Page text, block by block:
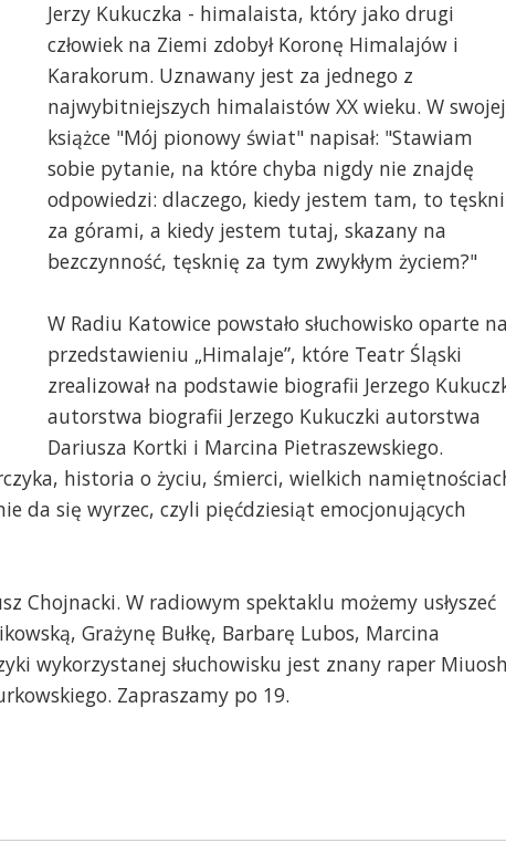
Jerzy Kukuczka - himalaista, który jako drugi
człowiek na Ziemi zdobył Koronę Himalajów i
Karakorum. Uznawany jest za jednego z
najwybitniejszych himalaistów XX wieku. W swojej
książce "Mój pionowy świat" napisał: "Stawiam
sobie pytanie, na które chyba nigdy nie znajdę
odpowiedzi: dlaczego, kiedy jestem tam, to
za górami, a kiedy jestem tutaj, skazany na
bezczynność, tęsknię za tym zwykłym życiem?"
W Radiu Katowice powstało słuchowisko oparte na
przedstawieniu „Himalaje”, które Teatr Śląski
zrealizował na podstawie biografii Jerzego
autorstwa biografii Jerzego Kukuczki autorstwa
Dariusza Kortki i Marcina Pietraszewskiego.
historia o życiu, śmierci, wielkich
da się wyrzec, czyli pięćdziesiąt emocjonujących
Chojnacki. W radiowym spektaklu możemy usłyszeć
Grażynę Bułkę, Barbarę Lubos, Marcina
wykorzystanej słuchowisku jest znany raper
Zapraszamy po 19.